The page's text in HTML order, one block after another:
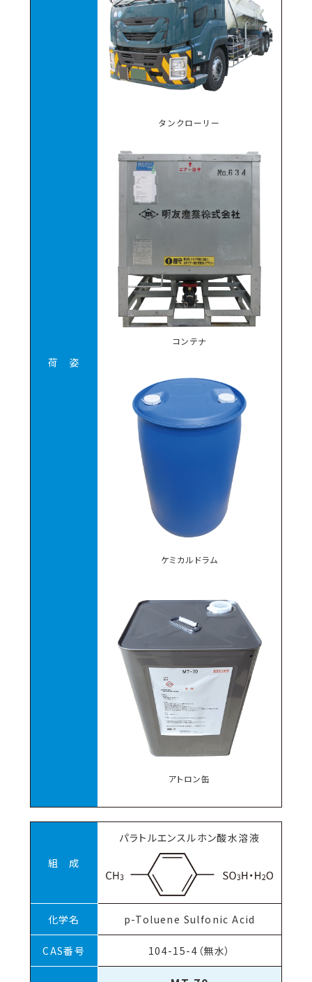
荷 姿
タンクローリー
コンテナ
ケミカルドラム
アトロン缶
組 成
パラトルエンスルホン酸水溶液
化学名 p-Toluene Sulfonic Acid
CAS番号 104-15-4（無水）